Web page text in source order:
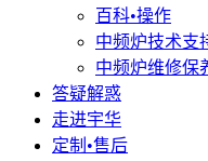
百科•操作
中频炉技术支
中频炉维修保
答疑解惑
走进宇华
定制•售后